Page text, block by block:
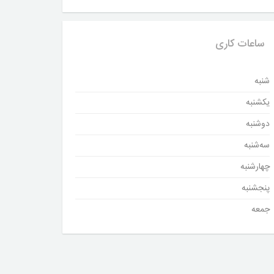
ساعات کاری
شنبه
یکشنبه
دوشنبه
سه‌شنبه
چهارشنبه
پنجشنبه
جمعه